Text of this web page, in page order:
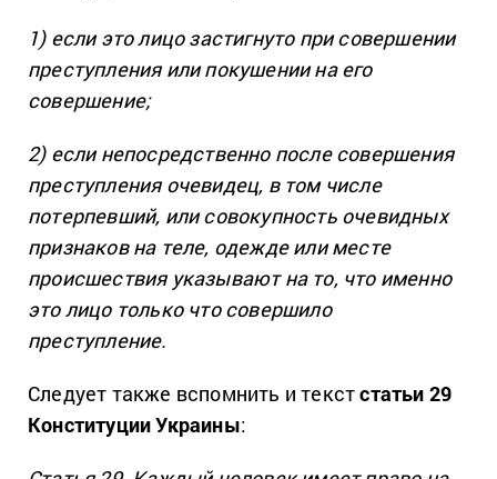
1) если это лицо застигнуто при совершении
преступления или покушении на его
совершение;
2) если непосредственно после совершения
преступления очевидец, в том числе
потерпевший, или совокупность очевидных
признаков на теле, одежде или месте
происшествия указывают на то, что именно
это лицо только что совершило
преступление.
Следует также вспомнить и текстстатьи 29
Конституции Украины: